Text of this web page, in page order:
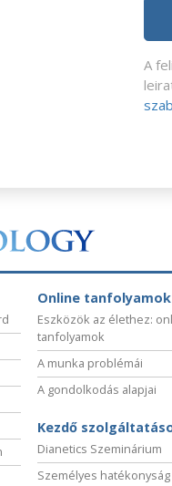
A
Online tanfolyamok
Eszközök az élethez:
tanfolyamok
A munka problémái
A gondolkodás alapjai
Kezdő
Dianetics Szeminárium
Személyes hatékonyság